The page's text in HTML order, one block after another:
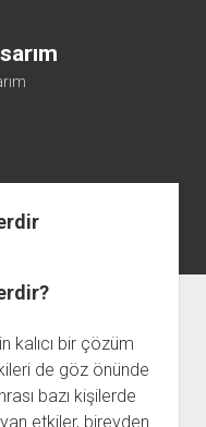
Programsız
Bedava
Hilesi
kalıcı bir çözüm
de göz önünde
bazı kişilerde
etkiler, bireyden